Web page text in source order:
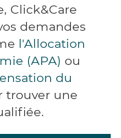
Click&Care
demandes
l'Allocation
(APA) ou
du
trouver une